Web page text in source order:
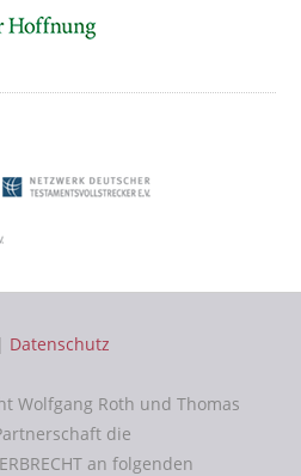
| Datenschutz
Wolfgang Roth und Thomas
die
an folgenden